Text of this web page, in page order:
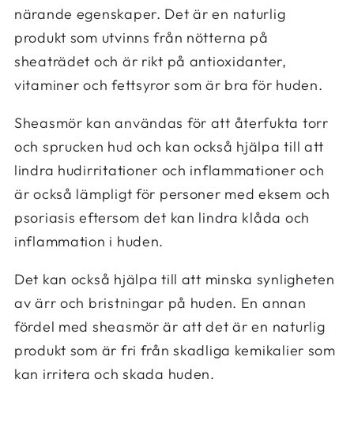
närande egenskaper. Det är en naturlig
produkt som utvinns från nötterna på
sheaträdet och är rikt på antioxidanter,
vitaminer och fettsyror som är bra för huden.
Sheasmör kan användas för att återfukta torr
och sprucken hud och kan också hjälpa till att
lindra hudirritationer och inflammationer och
är också lämpligt för personer med eksem och
psoriasis eftersom det kan lindra klåda och
inflammation i huden.
Det kan också hjälpa till att minska synligheten
av ärr och bristningar på huden. En annan
fördel med sheasmör är att det är en naturlig
produkt som är fri från skadliga kemikalier som
kan irritera och skada huden.